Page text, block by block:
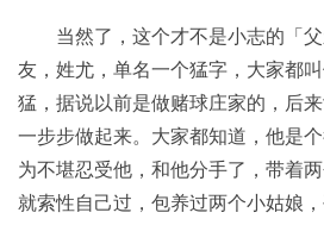
当然了，这个才不是小志的「
友，姓尤，单名一个猛字，大家都
猛，据说以前是做赌球庄家的，后
一步步做起来。大家都知道，他是
为不堪忍受他，和他分手了，带着
就索性自己过，包养过两个小姑娘